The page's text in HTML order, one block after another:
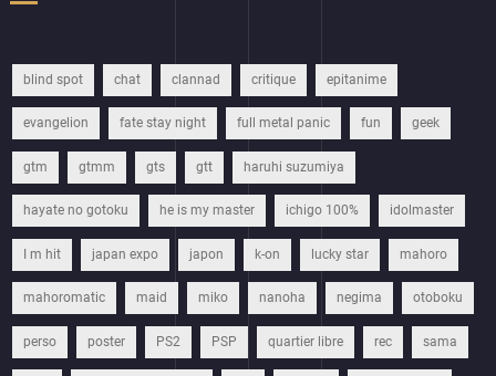
blind spot chat clannad critique epitanime
evangelion fate stay night full metal panic fun geek
gtm gtmm gts gtt haruhi suzumiya
hayate no gotoku he is my master ichigo 100% idolmaster
I m hit japan expo japon k-on lucky star mahoro
mahoromatic maid miko nanoha negima otoboku
perso poster PS2 PSP quartier libre rec sama